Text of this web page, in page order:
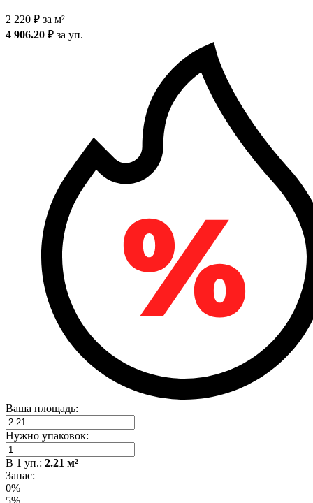
2 220 ₽ за м²
4 906.20 ₽ за уп.
Ваша площадь:
Нужно упаковок:
В 1 уп.: 2.21 м²
Запас:
0%
5%